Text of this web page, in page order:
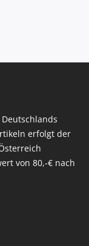
erfolgt der
von 80,-€ nach